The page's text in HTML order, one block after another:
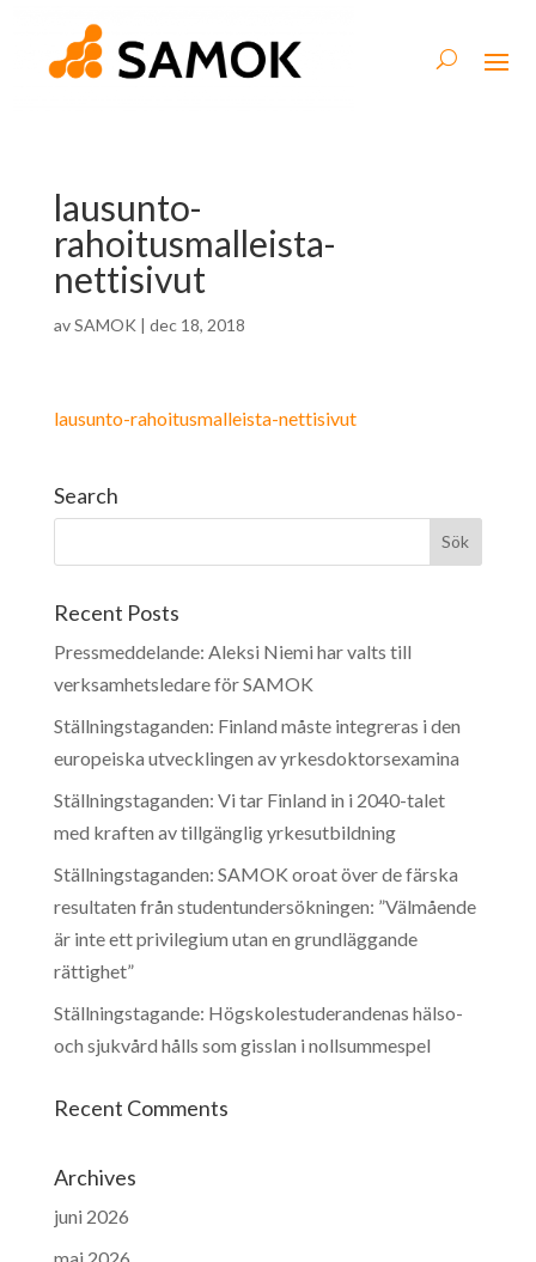
lausunto-
rahoitusmalleista-
nettisivut
avSAMOK | dec 18, 2018
lausunto-rahoitusmalleista-nettisivut
Search
Recent Posts
Pressmeddelande: Aleksi Niemi har valts till
verksamhetsledare för SAMOK
Ställningstaganden: Finland måste integreras i den
europeiska utvecklingen av yrkesdoktorsexamina
Ställningstaganden: Vi tar Finland in i 2040-talet
med kraften av tillgänglig yrkesutbildning
Ställningstaganden: SAMOK oroat över de färska
resultaten från studentundersökningen: ”Välmående
är inte ett privilegium utan en grundläggande
rättighet”
Ställningstagande: Högskolestuderandenas hälso-
och sjukvård hålls som gisslan i nollsummespel
Recent Comments
Archives
juni 2026